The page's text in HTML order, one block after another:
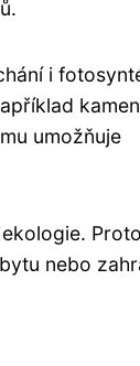
i
umožňuje
nebo